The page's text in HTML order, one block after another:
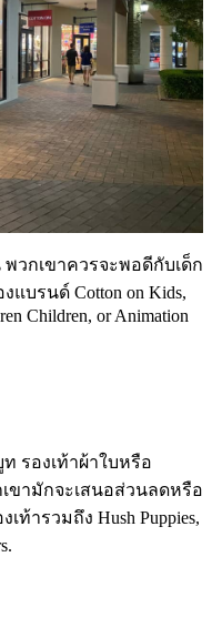
วกเขาควรจะพอดีกับเด็ก
บรนด์ Cotton on Kids,
Children, or Animation
รองเท้าผ้าใบหรือ
ขามักจะเสนอส่วนลดหรือ
ารวมถึง Hush Puppies,